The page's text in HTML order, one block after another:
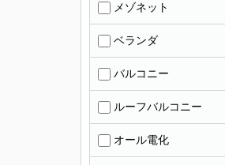
メゾネット
ベランダ
バルコニー
ルーフバルコニー
オール電化